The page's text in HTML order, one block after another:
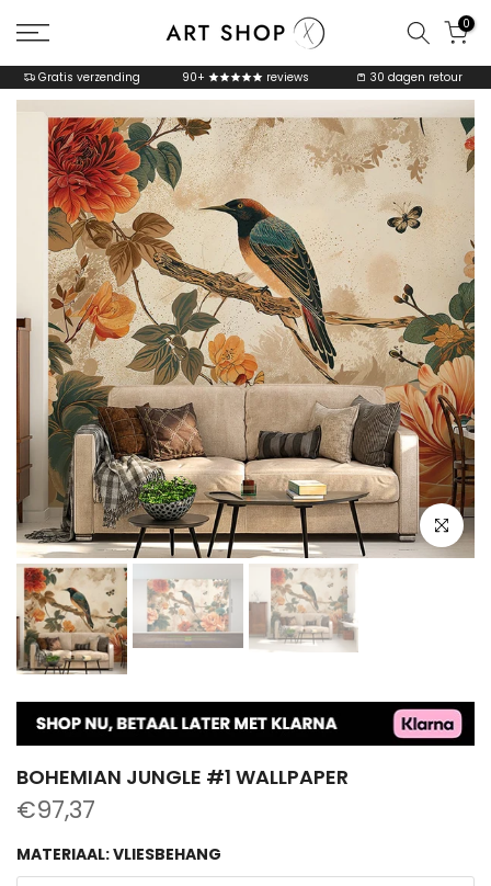
Go
to
content
0
Gratis verzending 90+ reviews 30 dagen retour
click to
BOHEMIAN JUNGLE #1 WALLPAPER
€97,37
MATERIAAL:VLIESBEHANG